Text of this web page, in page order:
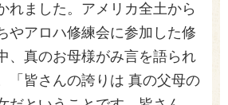
れました。アメリカ全土から
やアロハ修練会に参加した修
、真のお母様がみ言を語られ
「皆さんの誇りは 真の父母の